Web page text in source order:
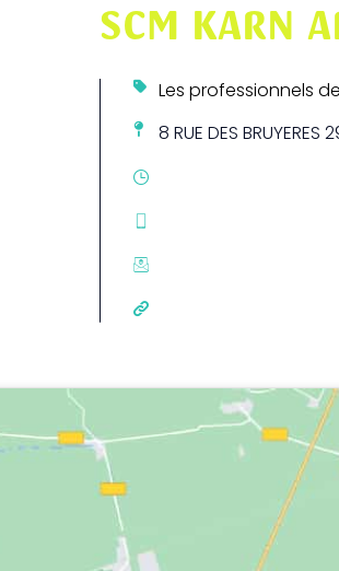
SCM KARN
Les professionnels
8 RUE DES BRUYERES